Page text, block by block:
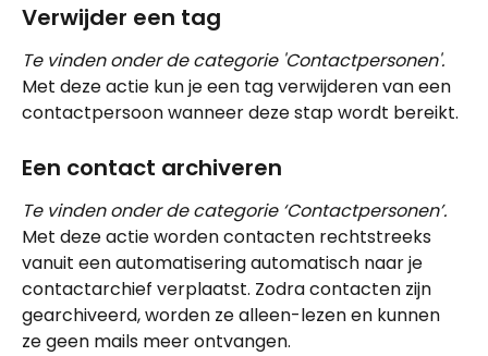
Verwijder een tag
Te vinden onder de categorie 'Contactpersonen'.
Met deze actie kun je een tag verwijderen van een
contactpersoon wanneer deze stap wordt bereikt.
Een contact archiveren
Te vinden onder de categorie ‘Contactpersonen’.
Met deze actie worden contacten rechtstreeks
vanuit een automatisering automatisch naar je
contactarchief verplaatst. Zodra contacten zijn
gearchiveerd, worden ze alleen-lezen en kunnen
ze geen mails meer ontvangen.